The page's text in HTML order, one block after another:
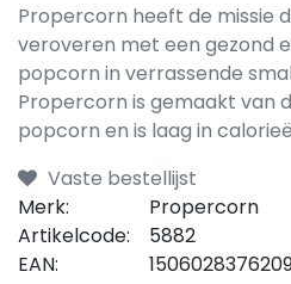
Propercorn heeft de missie
veroveren met een gezond
popcorn in verrassende
Propercorn is gemaakt van
popcorn en is laag in
Vaste bestellijst
Merk:
Propercorn
Artikelcode:
5882
EAN: